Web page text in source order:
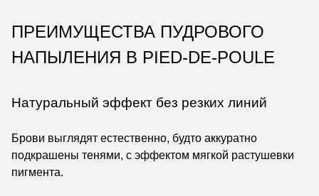
ПРЕИМУЩЕСТВА ПУДРОВОГО
НАПЫЛЕНИЯ В PIED-DE-POULE
Натуральный эффект без резких линий
Брови выглядят естественно, будто аккуратно
подкрашены тенями, с эффектом мягкой растушевки
пигмента.